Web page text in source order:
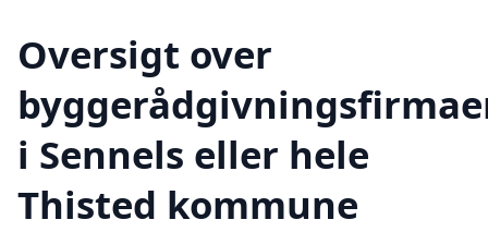
Oversigt over
i Sennels eller hele
Thisted kommune